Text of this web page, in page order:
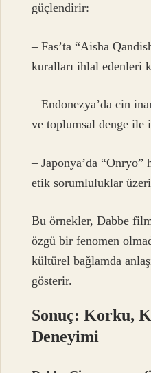
güçlendirir:
– Fas’ta “Aisha
kuralları ihlal edenleri
– Endonezya’da cin
ve toplumsal denge ile
– Japonya’da
etik sorumluluklar
Bu örnekler, Dabbe
özgü bir fenomen
kültürel bağlamda
gösterir.
Sonuç: Korku,
Deneyimi